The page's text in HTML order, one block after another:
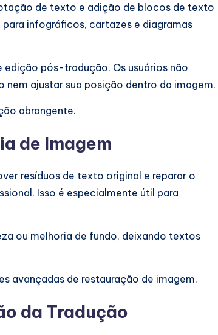
de texto e adição de blocos de texto
infográficos, cartazes e diagramas
edição pós-tradução. Os usuários não
ajustar sua posição dentro da imagem.
abrangente.
de Imagem
resíduos de texto original e reparar o
Isso é especialmente útil para
ou melhoria de fundo, deixando textos
avançadas de restauração de imagem.
da Tradução